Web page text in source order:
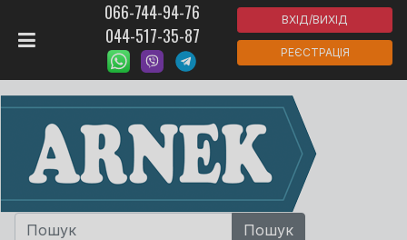
066-744-94-76
044-517-35-87
ВХІД/ВИХІД
РЕЄСТРАЦІЯ